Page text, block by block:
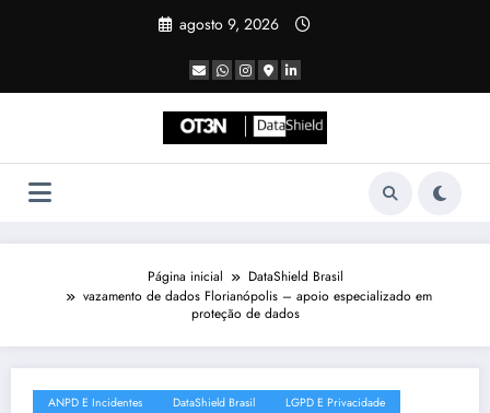
agosto 9, 2026
Página inicial
DataShield Brasil
vazamento de dados Florianópolis – apoio especializado em
proteção de dados
ANPD E Incidentes DataShield Brasil LGPD E Privacidade